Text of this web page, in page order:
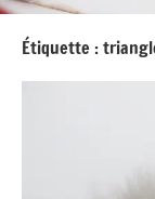
Étiquette :